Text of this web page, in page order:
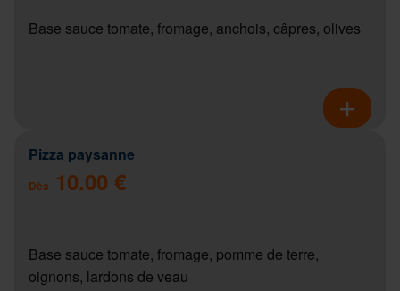
Base sauce tomate, fromage, anchois, câpres, olives
Pizza paysanne
Dès 10.00 €
Base sauce tomate, fromage, pomme de terre,
oignons, lardons de veau